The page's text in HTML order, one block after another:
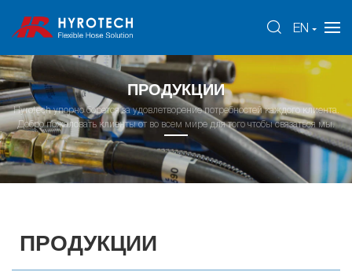
EN
ПРОДУКЦИИ
Hyrotech упорно борется за удовлетворение потребностей каждого клиента.
Добро пожаловать клиенты от во всем мире для того чтобы связаться мы.
ПРОДУКЦИИ